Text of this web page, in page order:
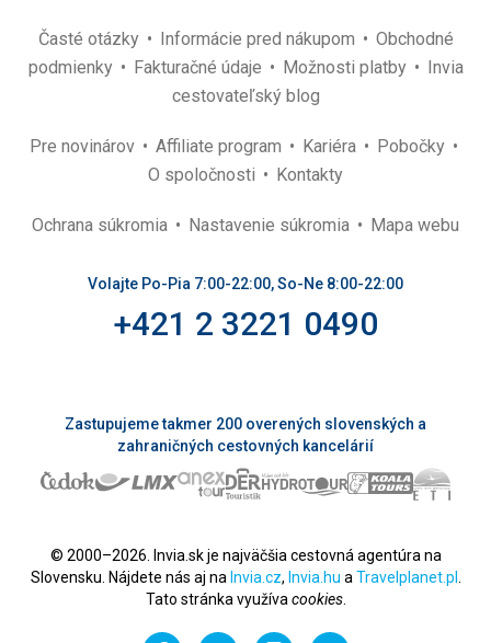
Časté otázky Informácie pred nákupom
Obchodné
podmienky
Fakturačné údaje Možnosti platby
Invia
cestovateľský blog
Pre novinárov Affiliate program Kariéra
Pobočky
O spoločnosti
Kontakty
Ochrana súkromia Nastavenie súkromia Mapa webu
Volajte Po-Pia 7:00-22:00, So-Ne 8:00-22:00
+421 2 3221 0490
Zastupujeme takmer 200 overených slovenských a
zahraničných cestovných kancelárií
© 2000–2026. Invia.sk je najväčšia cestovná agentúra na
Slovensku. Nájdete nás aj na Invia.cz, Invia.hu a Travelplanet.pl
Tato stránka využíva cookies.